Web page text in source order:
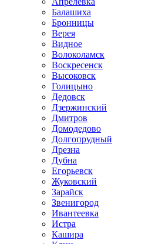
Балашиха
Бронницы
Верея
Видное
Волоколамск
Воскресенск
Высоковск
Голицыно
Дедовск
Дзержинский
Дмитров
Домодедово
Долгопрудный
Дрезна
Дубна
Егорьевск
Жуковский
Зарайск
Звенигород
Ивантеевка
Истра
Кашира